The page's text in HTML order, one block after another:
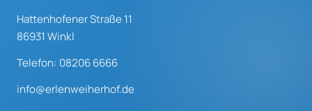
Hattenhofener Straße 11
86931 Winkl
Telefon: 08206 6666
info@erlenweiherhof.de